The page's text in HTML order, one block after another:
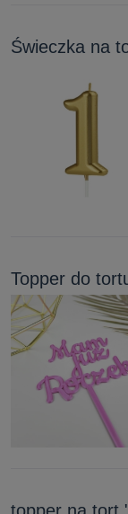
Świeczka na
Topper do